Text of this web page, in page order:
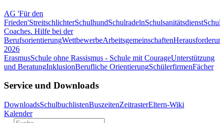
AG 'Für den
Frieden'StreitschlichterSchulhundSchulradelnSchulsanitätsdienst
Coaches. Hilfe bei der
BerufsorientierungWettbewerbeArbeitsgemeinschaften
2026
ErasmusSchule ohne Rassismus - Schule mit CourageUnterstützung
und BeratungInklusionBerufliche OrientierungSchülerfirmenFächer
Service und Downloads
DownloadsSchulbuchlistenBuszeitenZeitrasterEltern-Wiki
Kalender